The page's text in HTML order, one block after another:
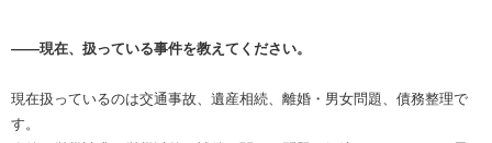
――現在、扱っている事件を教えてください。
現在扱っているのは交通事故、遺産相続、離婚・男女問題、債務整理で
す。